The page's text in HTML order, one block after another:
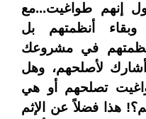
إنهم طواغيت...مع
أنظمتهم بل
في مشروعك
أشارك لأصلحهم، وهل
تصلحهم أو هي
هذا فضلاً عن الإثم